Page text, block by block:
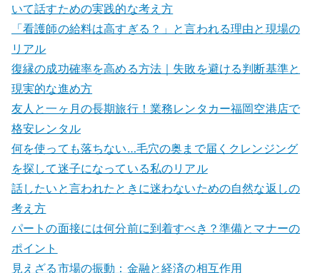
いて話すための実践的な考え方
「看護師の給料は高すぎる？」と言われる理由と現場の
リアル
復縁の成功確率を高める方法｜失敗を避ける判断基準と
現実的な進め方
友人と一ヶ月の長期旅行！業務レンタカー福岡空港店で
格安レンタル
何を使っても落ちない…毛穴の奥まで届くクレンジング
を探して迷子になっている私のリアル
話したいと言われたときに迷わないための自然な返しの
考え方
パートの面接には何分前に到着すべき？準備とマナーの
ポイント
見えざる市場の振動：金融と経済の相互作用